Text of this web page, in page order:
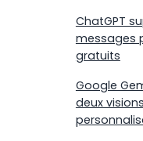
ChatGPT
messages
gratuits
Google
deux